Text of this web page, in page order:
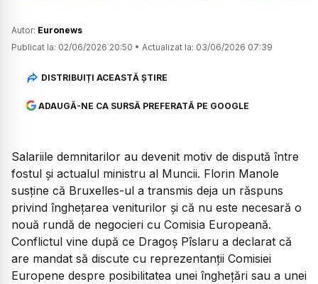
Autor: Euronews
Publicat la: 02/06/2026 20:50 • Actualizat la: 03/06/2026 07:39
DISTRIBUIȚI ACEASTĂ ȘTIRE
ADAUGĂ-NE CA SURSĂ PREFERATĂ PE GOOGLE
Salariile demnitarilor au devenit motiv de dispută între
fostul și actualul ministru al Muncii. Florin Manole
susține că Bruxelles-ul a transmis deja un răspuns
privind înghețarea veniturilor și că nu este necesară o
nouă rundă de negocieri cu Comisia Europeană.
Conflictul vine după ce Dragoș Pîslaru a declarat că
are mandat să discute cu reprezentanții Comisiei
Europene despre posibilitatea unei înghețări sau a unei